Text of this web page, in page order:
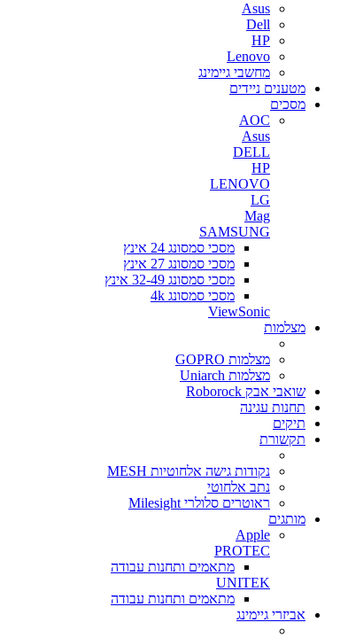
Asus
Dell
HP
Lenovo
מחשבי גיימינג
מטענים ניידים
מסכים
AOC
Asus
DELL
HP
LENOVO
LG
Mag
SAMSUNG
מסכי סמסונג 24 אינץ
מסכי סמסונג 27 אינץ
מסכי סמסונג 32-49 אינץ
מסכי סמסונג 4k
ViewSonic
מצלמות
מצלמות GOPRO
מצלמות Uniarch
שואבי אבק Roborock
תחנות עגינה
תיקים
תקשורת
נקודות גישה אלחוטיות MESH
נתב אלחוטי
ראוטרים סלולרי Milesight
מותגים
Apple
PROTEC
מתאמים ותחנות עבודה
UNITEK
מתאמים ותחנות עבודה
אביזרי גיימינג